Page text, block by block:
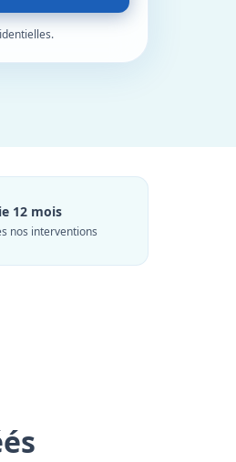
12 mois
nos interventions